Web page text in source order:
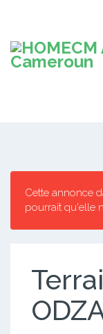
Cette annonce
pourrait qu'elle